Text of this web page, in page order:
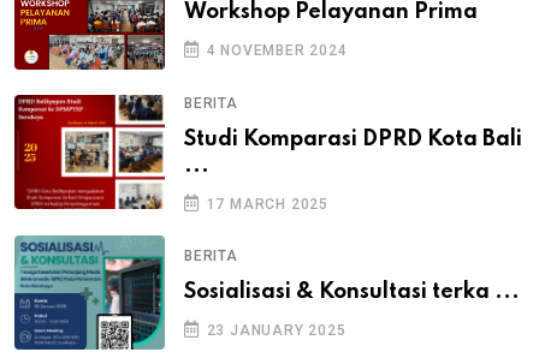
Workshop Pelayanan Prima
4 NOVEMBER 2024
BERITA
Studi Komparasi DPRD Kota Bali
...
17 MARCH 2025
BERITA
Sosialisasi & Konsultasi terka ...
23 JANUARY 2025